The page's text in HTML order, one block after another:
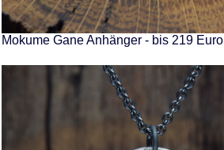
Mokume Gane Anhänger - bis 219 Euro